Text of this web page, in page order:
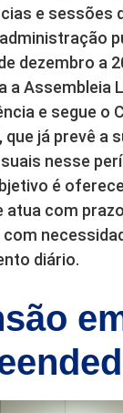
e sessões
dezembro a
a Assembleia
e segue o
que já prevê a
nesse
é
atua com
diário.